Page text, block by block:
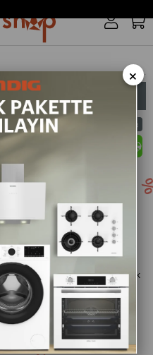
Zeus Starlux Plastik Kollu Koltuk
Kahve
1.265 ₺
%13
İndirim
×